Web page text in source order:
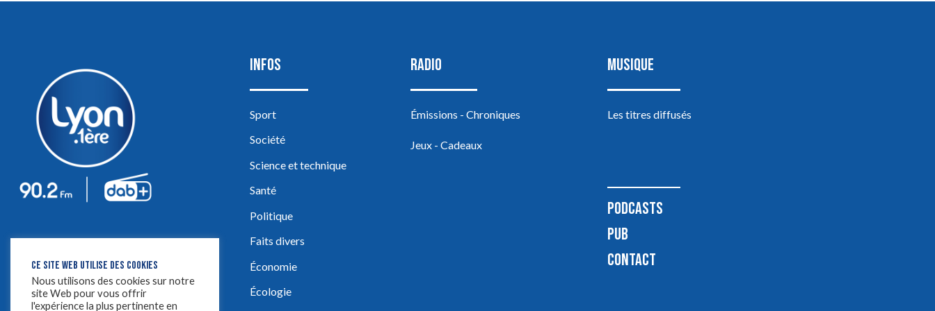
INFOS
Sport
Société
Science et technique
Santé
Politique
Faits divers
Économie
Écologie
RADIO
Émissions - Chroniques
Jeux - Cadeaux
MUSIQUE
Les titres diffusés
PODCASTS
PUB
CONTACT
CE SITE WEB UTILISE DES COOKIES
Nous utilisons des cookies sur notre
site Web pour vous offrir
l'expérience la plus pertinente en